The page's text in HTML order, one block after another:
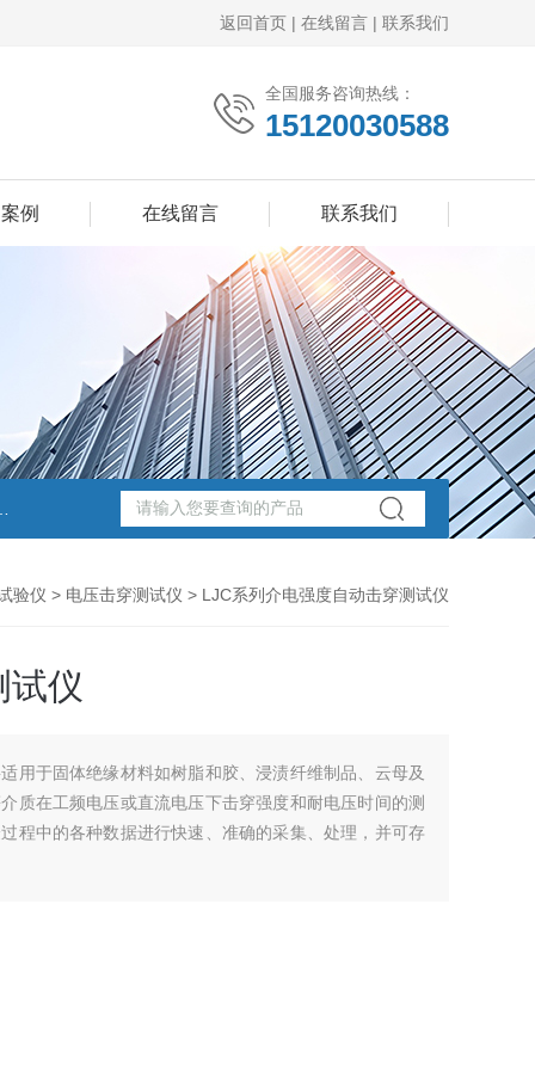
返回首页 | 在线留言 | 联系我们
全国服务咨询热线：
15120030588
例 在线留言 联系我们
验仪 > 电压击穿测试仪 > LJC系列介电强度自动击穿测试仪
试仪
用于固体绝缘材料如树脂和胶、浸渍纤维制品、云母及
质在工频电压或直流电压下击穿强度和耐电压时间的测
程中的各种数据进行快速、准确的采集、处理，并可存